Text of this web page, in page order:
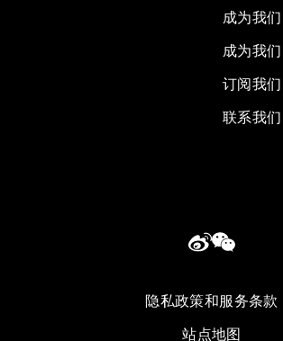
成为我
成为我
订阅我
联系我们
隐私政策和服务条款
站点地图